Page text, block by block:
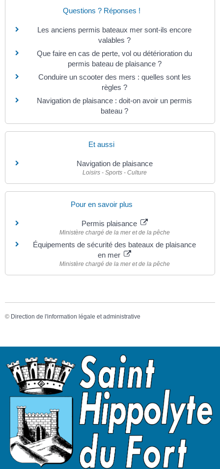
Questions ? Réponses !
Les anciens permis bateaux mer sont-ils encore
valables ?
Que faire en cas de perte, vol ou détérioration du
permis bateau de plaisance ?
Conduire un scooter des mers : quelles sont les
règles ?
Navigation de plaisance : doit-on avoir un permis
bateau ?
Et aussi
Navigation de plaisance
Loisirs - Sports - Culture
Pour en savoir plus
Permis plaisance
Ministère chargé de la mer et de la pêche
Équipements de sécurité des bateaux de plaisance
en mer
Ministère chargé de la mer et de la pêche
© Direction de l'information légale et administrative